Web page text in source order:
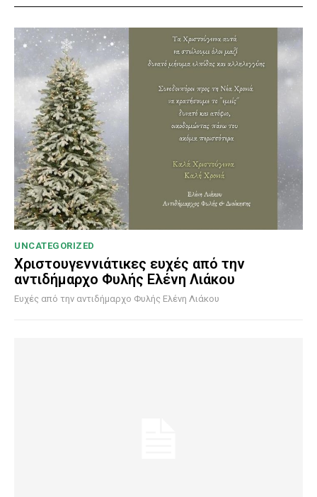
UNCATEGORIZED
Χριστουγεννιάτικες ευχές από την
αντιδήμαρχο Φυλής Ελένη Λιάκου